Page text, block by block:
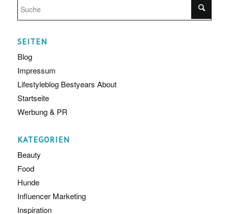
SEITEN
Blog
Impressum
Lifestyleblog Bestyears About
Startseite
Werbung & PR
KATEGORIEN
Beauty
Food
Hunde
Influencer Marketing
Inspiration